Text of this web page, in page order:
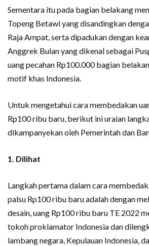
Sementara itu pada bagian belakang
Topeng Betawi yang disandingkan
Raja Ampat, serta dipadukan dengan
Anggrek Bulan yang dikenal sebagai
uang pecahan Rp100.000 bagian
motif khas Indonesia.
Untuk mengetahui cara membedakan
Rp100 ribu baru, berikut ini uraian
dikampanyekan oleh Pemerintah dan
1. Dilihat
Langkah pertama dalam cara
palsu Rp100 ribu baru adalah dengan
desain, uang Rp100 ribu baru TE 2022
tokoh proklamator Indonesia dan
lambang negara, Kepulauan Indonesia,